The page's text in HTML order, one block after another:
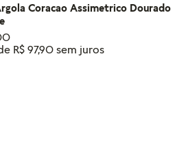
Coracao Assimetrico Dourado
R$ 97,90